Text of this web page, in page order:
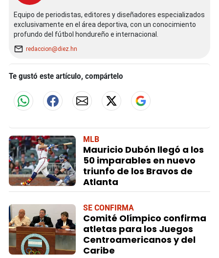
Equipo de periodistas, editores y diseñadores especializados
exclusivamente en el área deportiva, con un conocimiento
profundo del fútbol hondureño e internacional.
redaccion@diez.hn
Te gustó este artículo, compártelo
MLB
Mauricio Dubón llegó a los
50 imparables en nuevo
triunfo de los Bravos de
Atlanta
SE CONFIRMA
Comité Olímpico confirma
atletas para los Juegos
Centroamericanos y del
Caribe